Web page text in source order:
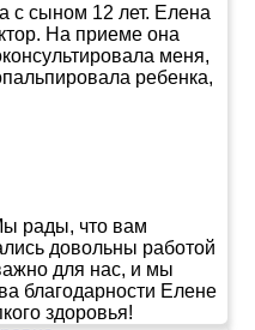
с сыном 12 лет. Елена
На приеме она
меня,
ребенка,
рады, что вам
довольны работой
для нас, и мы
благодарности Елене
здоровья!